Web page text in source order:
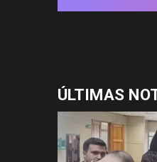
ÚLTIMAS